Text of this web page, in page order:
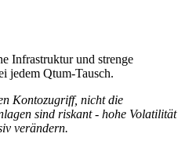
Infrastruktur und strenge
jedem Qtum-Tausch.
Kontozugriff, nicht die
sind riskant - hohe Volatilität
verändern.